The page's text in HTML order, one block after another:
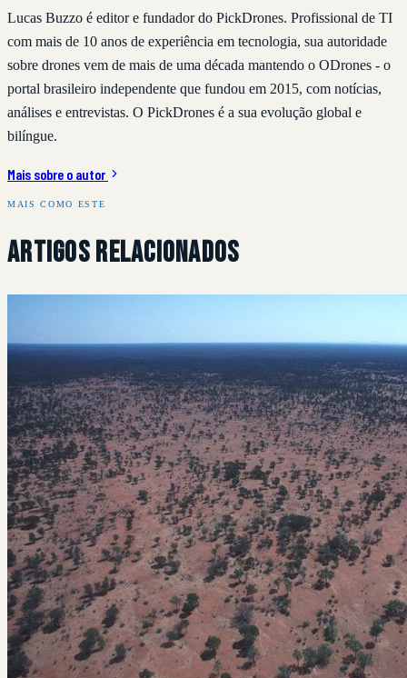
Lucas Buzzo é editor e fundador do PickDrones. Profissional de TI
com mais de 10 anos de experiência em tecnologia, sua autoridade
sobre drones vem de mais de uma década mantendo o ODrones - o
portal brasileiro independente que fundou em 2015, com notícias,
análises e entrevistas. O PickDrones é a sua evolução global e
bilíngue.
Mais sobre o autor
MAIS COMO ESTE
Artigos Relacionados